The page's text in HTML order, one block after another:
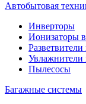
Автобытовая
Инверторы
Ионизаторы
Увлажнители
Пылесосы
Багажные системы